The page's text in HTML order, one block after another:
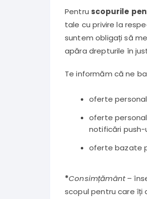
Pentru scopurile
tale cu privire la
suntem obligați să
apăra drepturile în
Te informăm că ne
oferte
oferte
notificări push-
oferte bazate
*Consimțământ–
scopul pentru care îți